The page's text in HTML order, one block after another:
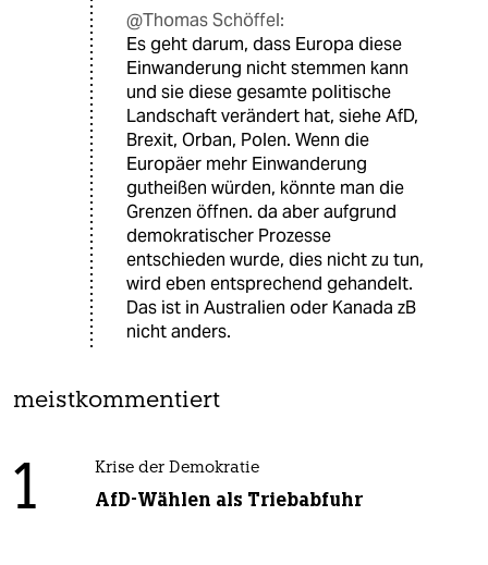
@Thomas Schöffel:
Es geht darum, dass Europa diese
Einwanderung nicht stemmen kann
und sie diese gesamte politische
Landschaft verändert hat, siehe AfD,
Brexit, Orban, Polen. Wenn die
Europäer mehr Einwanderung
gutheißen würden, könnte man die
Grenzen öffnen. da aber aufgrund
demokratischer Prozesse
entschieden wurde, dies nicht zu tun,
wird eben entsprechend gehandelt.
Das ist in Australien oder Kanada zB
nicht anders.
meistkommentiert
1 Krise der Demokratie
AfD-Wählen als Triebabfuhr